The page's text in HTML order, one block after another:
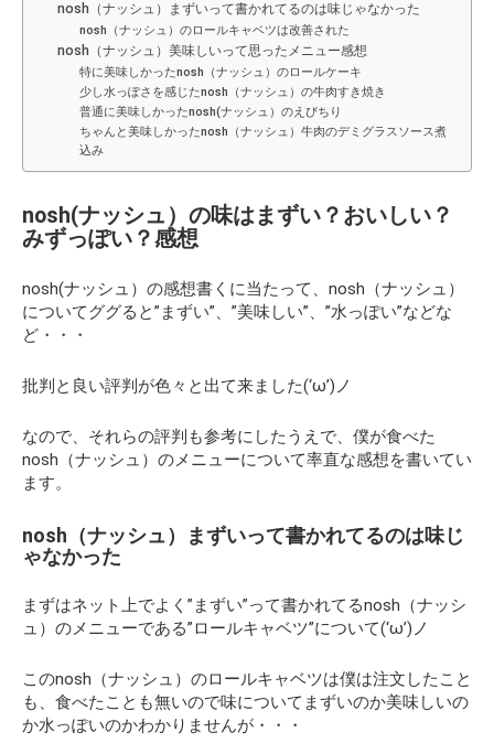
nosh（ナッシュ）まずいって書かれてるのは味じゃなかった
nosh（ナッシュ）のロールキャベツは改善された
nosh（ナッシュ）美味しいって思ったメニュー感想
特に美味しかったnosh（ナッシュ）のロールケーキ
少し水っぽさを感じたnosh（ナッシュ）の牛肉すき焼き
普通に美味しかったnosh(ナッシュ）のえびちり
ちゃんと美味しかったnosh（ナッシュ）牛肉のデミグラスソース煮
込み
nosh(ナッシュ）の味はまずい？おいしい？
みずっぽい？感想
nosh(ナッシュ）の感想書くに当たって、nosh（ナッシュ）
についてググると”まずい”、”美味しい”、”水っぽい”などな
ど・・・
批判と良い評判が色々と出て来ました(‘ω’)ノ
なので、それらの評判も参考にしたうえで、僕が食べた
nosh（ナッシュ）のメニューについて率直な感想を書いてい
ます。
nosh（ナッシュ）まずいって書かれてるのは味じ
ゃなかった
まずはネット上でよく”まずい”って書かれてるnosh（ナッシ
ュ）のメニューである”ロールキャベツ”について(‘ω’)ノ
このnosh（ナッシュ）のロールキャベツは僕は注文したこと
も、食べたことも無いので味についてまずいのか美味しいの
か水っぽいのかわかりませんが・・・